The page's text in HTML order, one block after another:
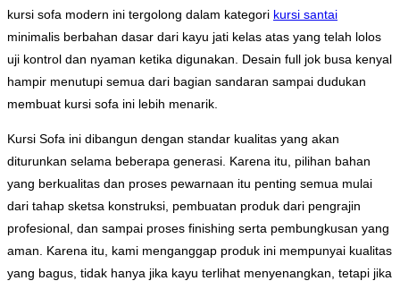
kursi sofa modern ini tergolong dalam kategori kursi santai
minimalis berbahan dasar dari kayu jati kelas atas yang telah lolos
uji kontrol dan nyaman ketika digunakan. Desain full jok busa kenyal
hampir menutupi semua dari bagian sandaran sampai dudukan
membuat kursi sofa ini lebih menarik.
Kursi Sofa ini dibangun dengan standar kualitas yang akan
diturunkan selama beberapa generasi. Karena itu, pilihan bahan
yang berkualitas dan proses pewarnaan itu penting semua mulai
dari tahap sketsa konstruksi, pembuatan produk dari pengrajin
profesional, dan sampai proses finishing serta pembungkusan yang
aman. Karena itu, kami menganggap produk ini mempunyai kualitas
yang bagus, tidak hanya jika kayu terlihat menyenangkan, tetapi jika